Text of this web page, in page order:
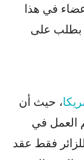
في هذا
بطلب على
، حيث أن
العمل في
فقط عقد